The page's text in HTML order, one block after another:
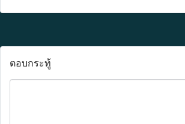
ตอบกระทู้